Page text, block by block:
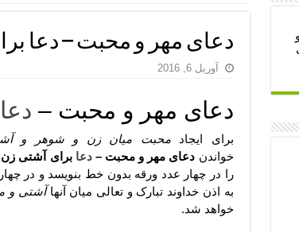
آن ها – ذکر مخصوص مستجاب الدعوه شدن
– دعای ترس و بی خوابی کودکان
دعای رفع مشکلات و طلب حاجت
– آیه‌ جلب ثروت و برکت مال
چشم زخم – دعای چشم زخم ماشاالله
برای آرامش قلب و رفع اضطراب
روز – دعای ثروت حضرت سلیمان
دعای مهر و محبت – دعا
آوریل 6, 2016
دعای مهر و محبت – دعا
برای ایجادمحبت میان زن و شوهر و
خواندن دعای مهر و محبت –دعا برای آشتی
را در چهار عدد ورقه بدون خط بنویسد و در
به اذن خداوند تبارک و تعالی میان آنهاآشتی و
خواهد شد.